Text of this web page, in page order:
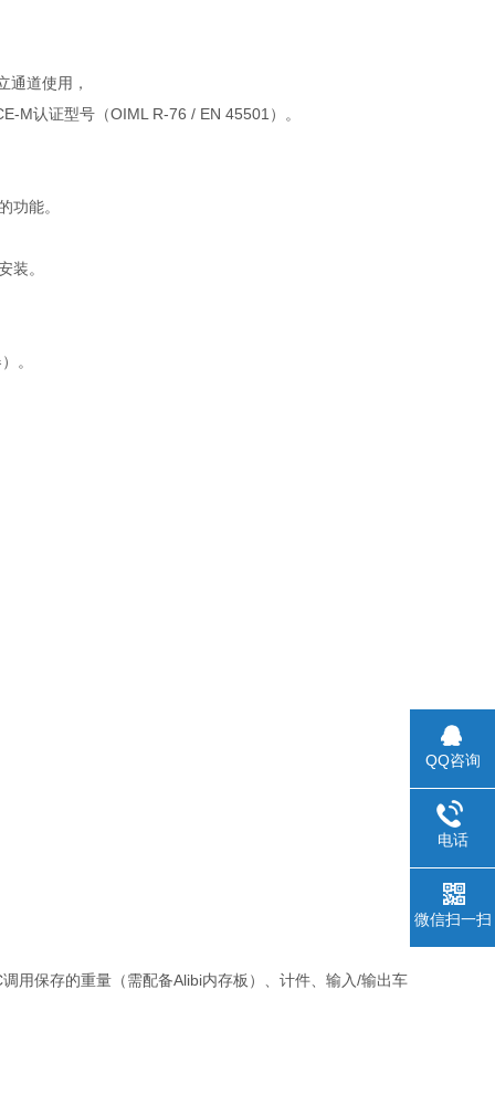
通道使用，
M认证型号（OIML R-76 / EN 45501）。
功能。
装。
。
用保存的重量（需配备Alibi内存板）、计件、输入/输出车
QQ咨询
电话
微信扫一扫